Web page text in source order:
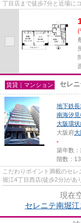
丁目店まで徒歩7分と近場に
(
賃貸｜マンション セレ
地下鉄
南海汐見
大阪環状
大阪府大
-
築年数
階数：
こだわりポイント満載のセ
堀江4丁目西店(徒歩2分)があ
現在
セレニテ南堀